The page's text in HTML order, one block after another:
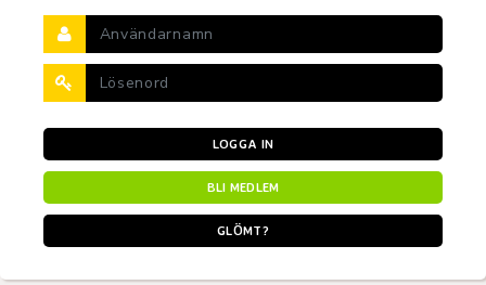
LOGGA IN
BLI MEDLEM
GLÖMT?